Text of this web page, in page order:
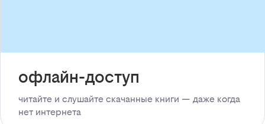
офлайн-доступ
читайте и слушайте скачанные книги — даже когда
нет интернета